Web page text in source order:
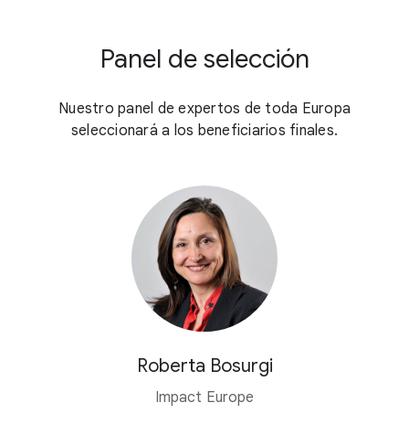
Panel de selección
Nuestro panel de expertos de toda Europa
seleccionará a los beneficiarios finales.
Roberta Bosurgi
Impact Europe